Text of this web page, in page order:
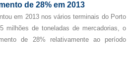
de 28% em 2013
em 2013 nos vários terminais do Porto
milhões de toneladas de mercadorias, o
de 28% relativamente ao período